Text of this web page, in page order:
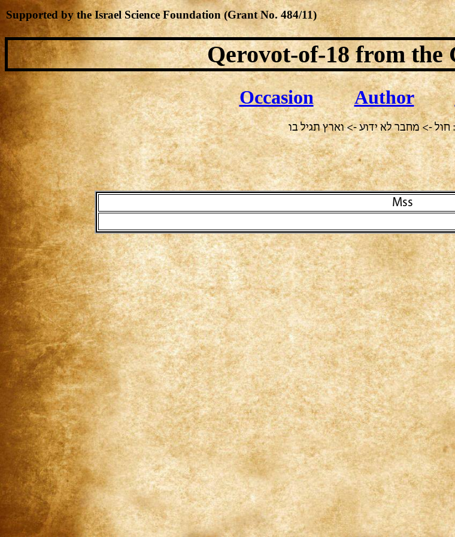
Qerovot-of-18from the
Occasion Author
חול -> מחבר לא ידוע -> וארץ תגיל בו
Mss
Supported by the Israel Science Foundation (Grant No. 484/11)